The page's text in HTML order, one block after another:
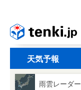
天気予報
雨雲レーダー